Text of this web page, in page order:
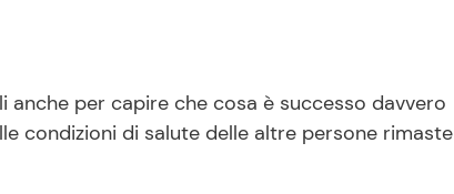
per capire che cosa è successo davvero
condizioni di salute delle altre persone rimaste